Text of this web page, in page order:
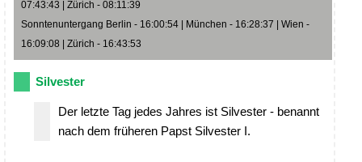
07:43:43 | Zürich - 08:11:39
Sonntenuntergang Berlin - 16:00:54 | München - 16:28:37 | Wien -
16:09:08 | Zürich - 16:43:53
Silvester
Der letzte Tag jedes Jahres ist Silvester - benannt
nach dem früheren Papst Silvester I.